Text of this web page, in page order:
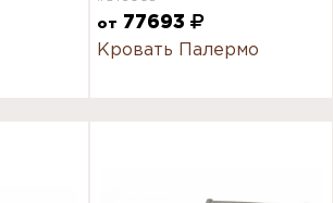
от
77693
Кровать Палермо